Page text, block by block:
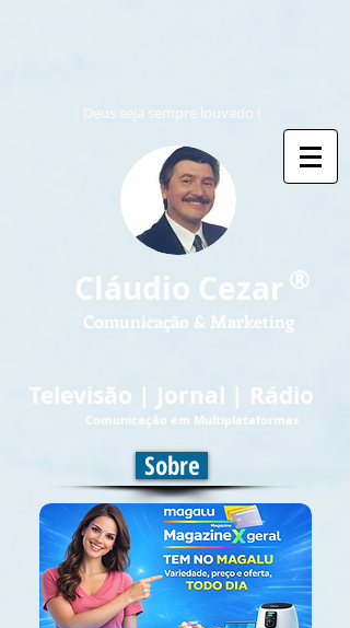
Sobre
Televisão | Jornal | Rádio
Comunicação em Multiplataformas
®
Cláudio Cezar
Comunicação & Marketing
Deus seja sempre louvado !